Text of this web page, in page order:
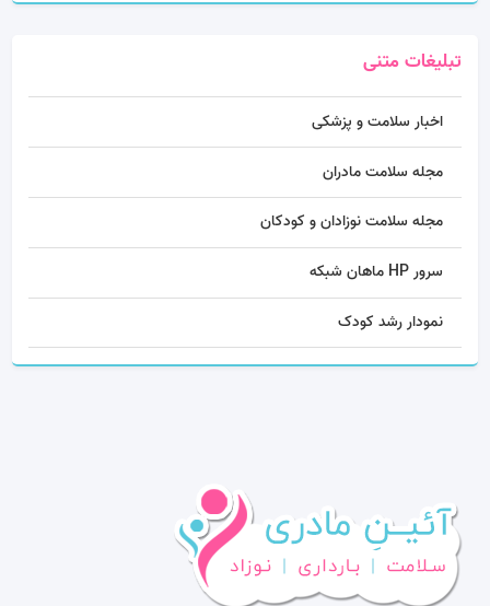
تبلیغات متنی
اخبار سلامت و پزشکی
مجله سلامت مادران
مجله سلامت نوزادان و کودکان
سرور HP ماهان شبکه
نمودار رشد کودک